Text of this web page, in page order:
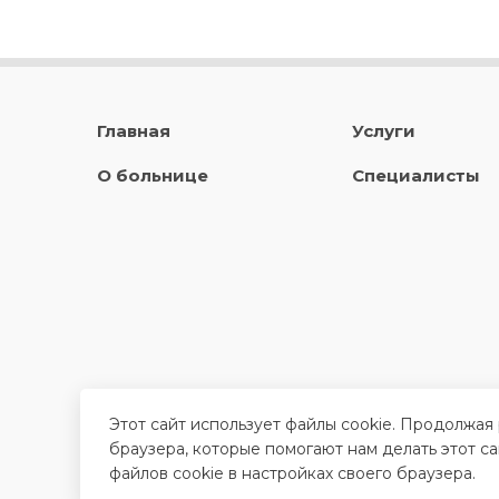
Главная
О больнице
Услуги
Специалисты
Этот сайт использует файлы cookie.
браузера, которые помогают нам делать этот
файлов cookie в настройках своего браузера.